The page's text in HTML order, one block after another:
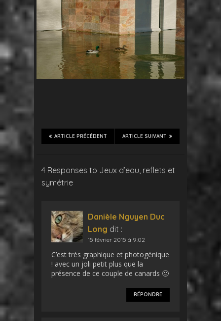
ARTICLE SUIVANT
ARTICLE PRÉCÉDENT
4 Responses to Jeux d’eau, reflets et
symétrie
Danièle Nguyen Duc
Long dit :
15 février 2015 à 9:02
C’est très graphique et photogénique
! avec un joli petit plus que la
présence de ce couple de canards 🙂
RÉPONDRE